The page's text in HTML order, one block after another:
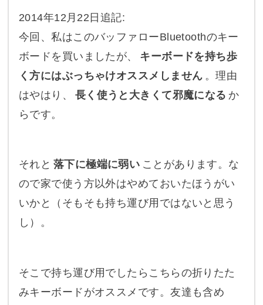
2014年12月22日 追記:
今回、私はこのバッファローBluetoothのキー
ボードを買いましたが、
キーボードを持ち歩
く方にはぶっちゃけオススメしません 。理由
はやはり、
長く使うと大きくて邪魔になる か
らです。
それと 落下に極端に弱い ことがあります。な
ので家で使う方以外はやめておいたほうがい
いかと（そもそも持ち運び用ではないと思う
し）。
そこで持ち運び用でしたらこちらの折りたた
みキーボードがオススメです。友達も含め